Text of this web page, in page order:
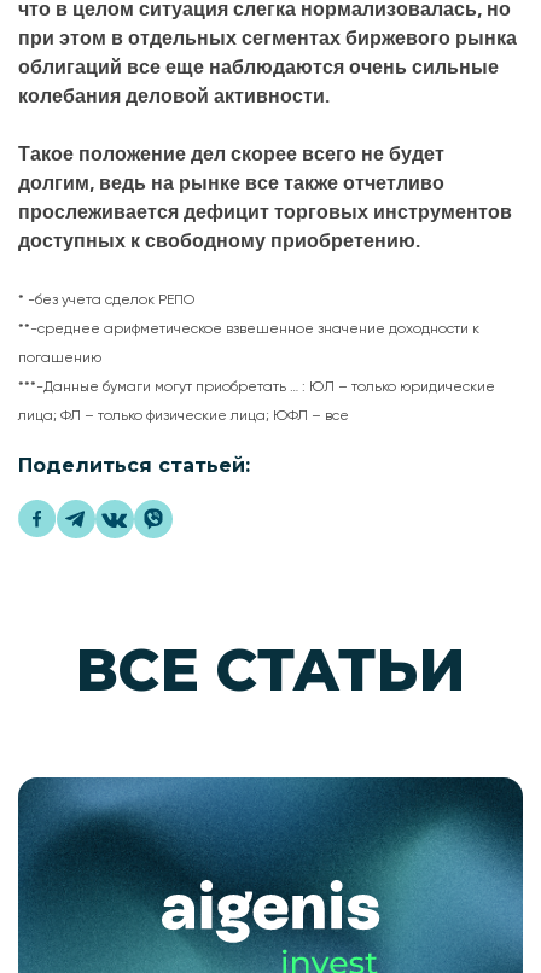
что в целом ситуация слегка нормализовалась, но
при этом в отдельных сегментах биржевого рынка
облигаций все еще наблюдаются очень сильные
колебания деловой активности.
Такое положение дел скорее всего не будет
долгим, ведь на рынке все также отчетливо
прослеживается дефицит торговых инструментов
доступных к свободному приобретению.
* -без учета сделок РЕПО
**-среднее арифметическое взвешенное значение доходности к
погашению
***-Данные бумаги могут приобретать … : ЮЛ – только юридические
лица; ФЛ – только физические лица; ЮФЛ – все
Поделиться статьей:
ВСЕ СТАТЬИ